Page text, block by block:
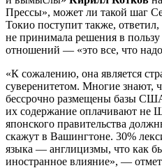
Прессы», может ли такой шаг
Токио поступит также,
не принимала решения в
отношений — «это все, что
«К сожалению, она является
суверенитетом. Многие знают,
бессрочно размещены базы
их содержание оплачивают не
японского правительства
скажут в Вашингтоне. 30%
языка — англицизмы, что как
иностранное влияние», —